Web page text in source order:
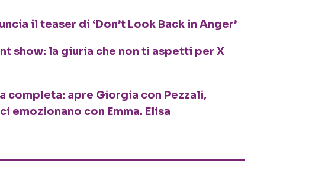
il teaser di ‘Don’t Look Back in Anger’
show: la giuria che non ti aspetti per X
completa: apre Giorgia con Pezzali,
emozionano con Emma. Elisa